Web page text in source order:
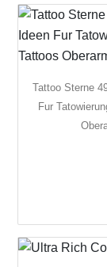
Tattoo Sterne
Fur